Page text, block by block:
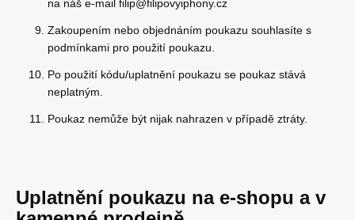
na náš e-mail filip@filipovyiphony.cz
Zakoupením nebo objednáním poukazu souhlasíte s
podmínkami pro použití poukazu.
Po použití kódu/uplatnění poukazu se poukaz stává
neplatným.
Poukaz nemůže být nijak nahrazen v případě ztráty.
Uplatnění poukazu na e-shopu a v